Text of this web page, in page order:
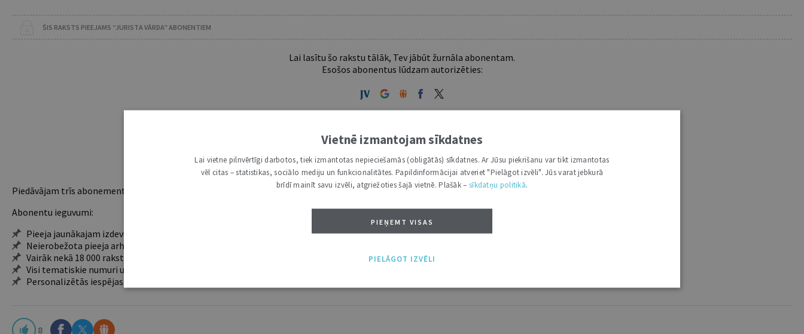
ŠIS RAKSTS PIEEJAMS “JURISTA VĀRDA” ABONENTIEM
Lai lasītu šo rakstu tālāk, Tev jābūt žurnāla abonentam.
Esošos abonentus lūdzam autorizēties:
ABONĒT
Piedāvājam trīs abonementu veidus. Vienam lietotājam piemērotākais ir "Mazais" (3, 6 un 12 mēnešiem).
Abonentu ieguvumi:
Pieeja jaunākajam izdevumam
Neierobežota pieeja arhīvam – 24 h/7 d.
Vairāk nekā 18 000 rakstu un 2000 autoru
Visi tematiskie numuri un ikgadējie grāmatžurnāli
Personalizētās iespējas – piezīmes, citāti, mapes
8
Vietnē izmantojam sīkdatnes
Lai vietne pilnvērtīgi darbotos, tiek izmantotas nepieciešamās (obligātās) sīkdatnes. Ar Jūsu piekrišanu var tikt izmantotas
vēl citas – statistikas, sociālo mediju un funkcionalitātes. Papildinformācijai atveriet "Pielāgot izvēli". Jūs varat jebkurā
brīdī mainīt savu izvēli, atgriežoties šajā vietnē. Plašāk – sīkdatņu politikā.
PIEŅEMT VISAS
PIELĀGOT IZVĒLI